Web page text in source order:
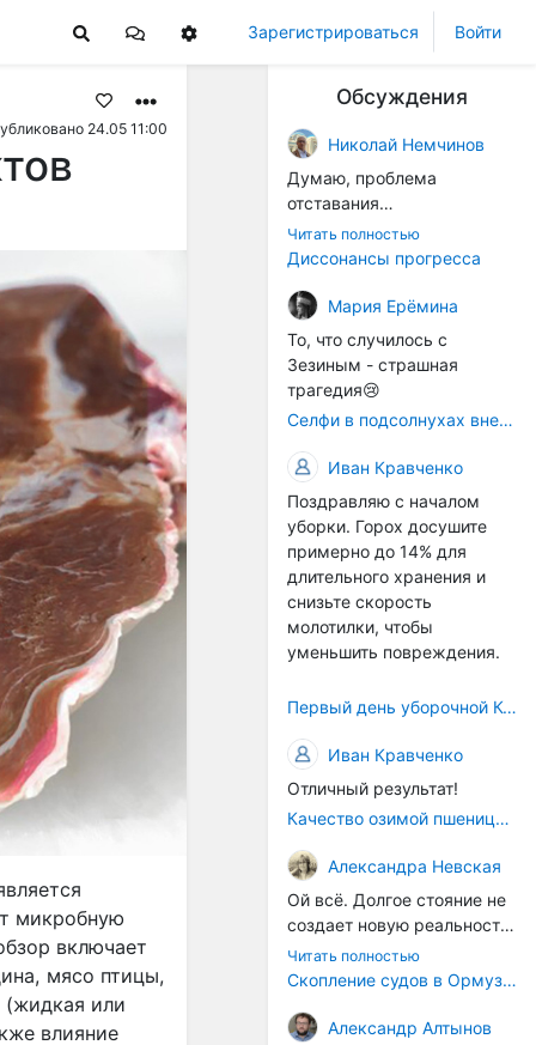
Зарегистрироваться Войти
24.05 11:00
микробную
включает
мясо птицы,
(жидкая или
влияние
Обсуждения
Николай Немчинов
Думаю, проблема
отставания
технологичности
оборудования в
окажется связана с
кадрами. Их надо будет
все больше, чтобы
затыкать
образовывающиеся
технологические дыры. И
это в рамках
существующих реалий для
людей принимающих
решения как раз хорошо,
само село окажется при
деле, да и количество
задействованных в
сельхозпоризводстве
кадров таким образом
Читать полностью
Диссонансы прогресса
Мария Ерёмина
То, что случилось с
Зезиным - страшная
трагедия😢
Селфи в подсолнухах вне закона: За проникновение на сельхозземли без разрешения хотят штрафовать
Иван Кравченко
Поздравляю с началом
уборки. Горох досушите
примерно до 14% для
длительного хранения и
снизьте скорость
молотилки, чтобы
уменьшить повреждения.
Первый день уборочной Компании 2026🫡Считаю открытым.
Иван Кравченко
Отличный результат!
Качество озимой пшеницы 2026 год
Александра Невская
Ой всё. Долгое стояние не
создает новую реальность.
Морские организмы всегда
накапливаются на судах.
на чистку от тех самых
Читать полностью
Скопление судов в Ормузском проливе грозит катастрофическим распространением инвазивных видов
Александр Алтынов